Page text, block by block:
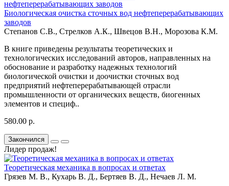
Биологическая очистка сточных вод нефтеперерабатывающих
заводов
Степанов С.В., Стрелков А.К., Швецов В.Н., Морозова К.М.
В книге приведены результаты теоретических и
технологических исследований авторов, направленных на
обоснование и разработку надежных технологий
биологической очистки и доочистки сточных вод
предприятий нефтеперерабатывающей отрасли
промышленности от органических веществ, биогенных
элементов и специф..
580.00 р.
Закончился
Лидер продаж!
Теоретическая механика в вопросах и ответах
Грязев М. В., Кухарь В. Д., Бертяев В. Д., Нечаев Л. М.